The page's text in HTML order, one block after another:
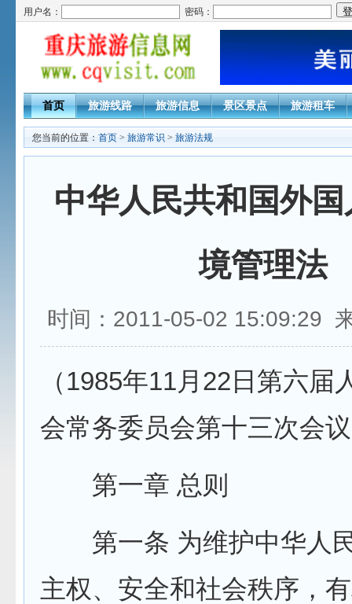
用户名： 密码：
首页 旅游线路 旅游信息 景区景点 旅游租车
您当前的位置： 首页 > 旅游常识 > 旅游法规
中华人民共和国外
境管理法
时间：2011-05-02 15:09:29
（1985年11月22日第六届
会常务委员会第十三次会
第一章 总则
第一条 为维护中华人
主权、安全和社会秩序，